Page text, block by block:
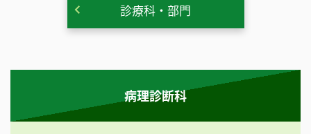
病理診断科
診療科・部門